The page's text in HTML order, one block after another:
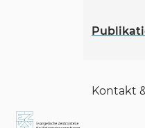
Kontakt